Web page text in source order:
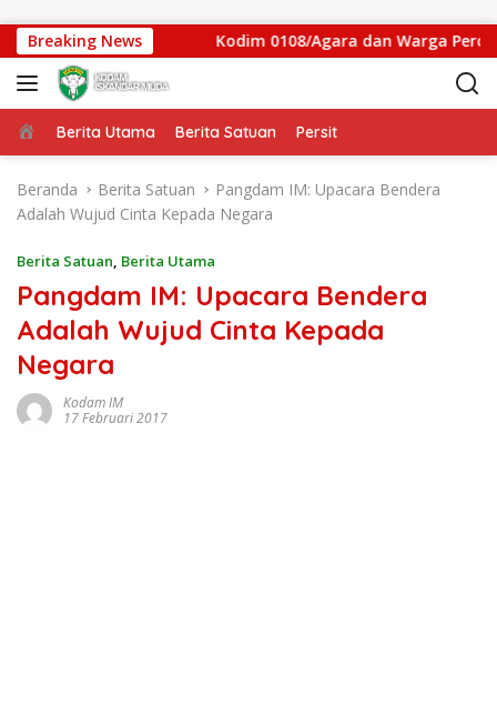
Breaking News
Muda Kodim 0108/Agara dan Warga
Beranda
Berita Utama Berita Satuan Persit
Beranda Berita Satuan
Pangdam IM: Upacara Bendera
Adalah Wujud Cinta Kepada Negara
Berita Satuan, Berita Utama
Pangdam IM: Upacara Bendera
Adalah Wujud Cinta Kepada
Negara
Kodam IM
17 Februari 2017